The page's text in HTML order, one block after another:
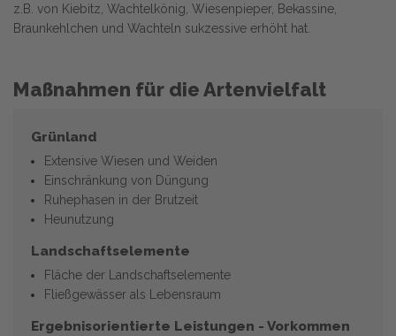
z.B. von Kiebitz, Wachtelkönig, Wiesenpieper, Bekassine,
Braunkehlchen und Wachteln sukzessive erhöht hat.
Maßnahmen für die Artenvielfalt
Grünland
Extensive Wiesen und Weiden
Einschränkung von Düngung
Ruhephasen in der Brutzeit
Heunutzung
Landschaftselemente
Fläche der Landschaftselemente
Fließgewässer als Lebensraum
Ergebnisorientierte Leistungen - Vorkommen